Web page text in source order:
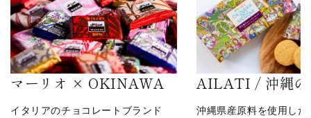
マーリオ × OKINAWA
イタリアのチョコレートブランド
AILATI / 沖縄の
沖縄県産原料を使用し